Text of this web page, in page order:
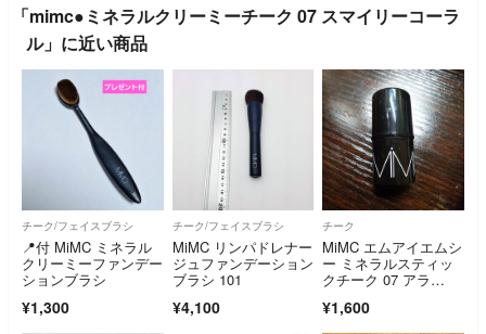
「mimc●ミネラルクリーミーチーク 07 スマイリーコーラ
ル」に近い商品
チーク/フェイスブラシ
📍付 MiMC ミネラル
クリーミーファンデー
ションブラシ
¥1,300
チーク/フェイスブラシ
MiMC リンパドレナー
ジュファンデーション
ブラシ 101
¥4,100
チーク
MiMC エムアイエムシ
ー ミネラルスティッ
クチーク 07 アラ…
¥1,600